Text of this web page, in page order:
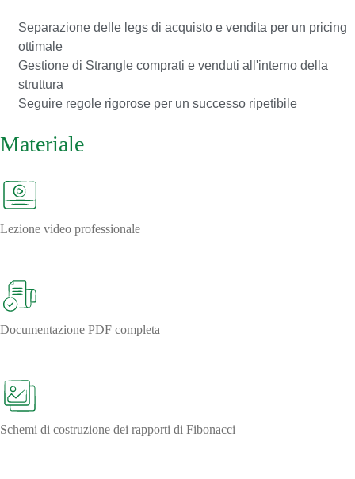
Separazione delle legs di acquisto e vendita per un pricing
ottimale
Gestione di Strangle comprati e venduti all'interno della
struttura
Seguire regole rigorose per un successo ripetibile
Materiale
Lezione video professionale
Documentazione PDF completa
Schemi di costruzione dei rapporti di Fibonacci